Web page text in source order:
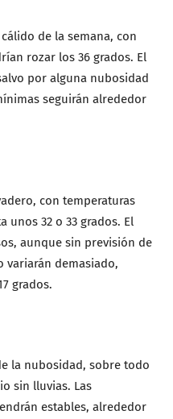
de la semana, con
rozar los 36 grados. El
por alguna nubosidad
seguirán alrededor
con temperaturas
unos 32 o 33 grados. El
aunque sin previsión de
variarán demasiado,
grados.
la nubosidad, sobre todo
sin lluvias. Las
estables, alrededor